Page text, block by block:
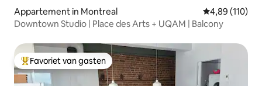
Appartement in Montreal Gemiddelde
4,89 (110)
Downtown Studio | Place des Arts + UQAM | Balcony
Topfavoriet van gasten
Favoriet van gasten